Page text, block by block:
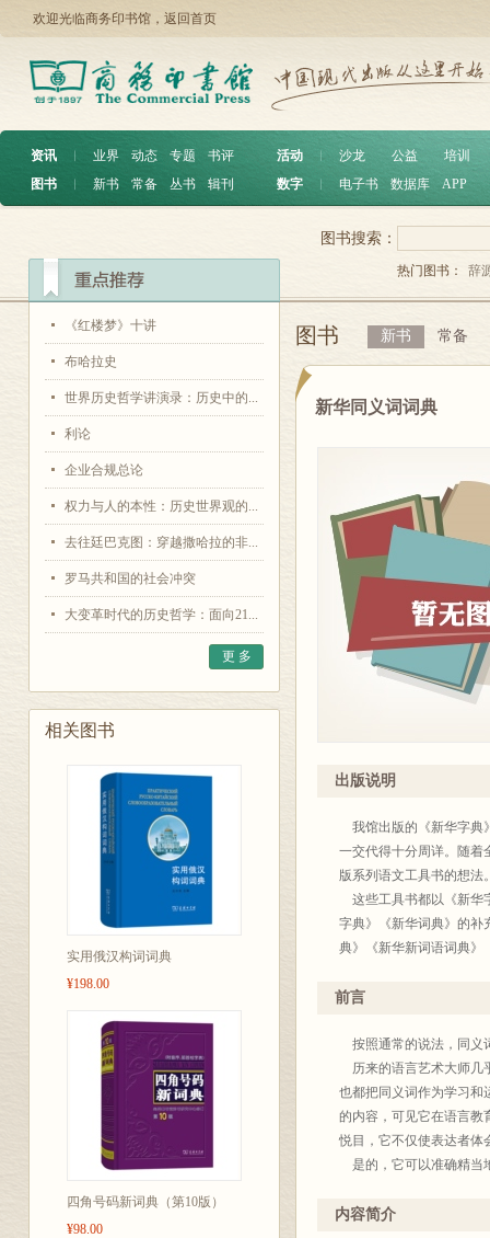
欢迎光临商务印书馆， 返回首页
资讯 ︱ 业界 动态 专题
书评
图书
︱ 新书 常备 丛书 辑刊
活动 沙龙 公益
培训
数字
电子书 数据库 APP
《红楼梦》十讲
布哈拉史
世界历史哲学讲演录：历史中的...
利论
企业合规总论
权力与人的本性：历史世界观的...
去往廷巴克图：穿越撒哈拉的非...
罗马共和国的社会冲突
大变革时代的历史哲学：面向21...
更 多
相关图书
实用俄汉构词词典
¥198.00
四角号码新词典（第10版）
¥98.00
图书搜索：
热门图书： 辞
图书 新书 常备
新华同义词词典
出版说明
我馆出版的《新华字典
一交代得十分周详。随着
版系列语文工具书的想法
这些工具书都以《新华
字典》《新华词典》的补
典》《新华新词语词典》
商务印
前言
按照通常的说法，同义
历来的语言艺术大师几
也都把同义词作为学习和
的内容，可见它在语言教
悦目，它不仅使表达者体
是的，它可以准确精当
体色彩，在不同语体的言
内容简介